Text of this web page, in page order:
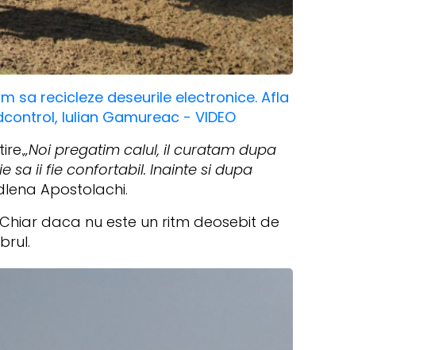
sa recicleze deseurile electronice. Afla
Iulian Gamureac - VIDEO
„Noi pregatim calul, il curatam dupa
sa ii fie confortabil. Inainte si dupa
Apostolachi.
daca nu este un ritm deosebit de